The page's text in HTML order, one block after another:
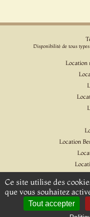
Disponibilité de tous
Location
Location
Ce site utilise des
que vous souhaitez
Tout accepter